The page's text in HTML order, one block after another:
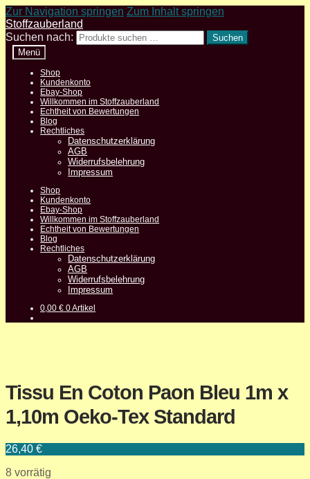
Zur Navigation springen Zum Inhalt springen
Stoffzauberland
Suchen nach:
Suchen
Menü
Shop
Kundenkonto
Ebay-Shop
Willkommen im Stoffzauberland
Echtheit von Bewertungen
Blog
Rechtliches
Datenschutzerklärung
AGB
Widerrufsbelehrung
Impressum
Shop
Kundenkonto
Ebay-Shop
Willkommen im Stoffzauberland
Echtheit von Bewertungen
Blog
Rechtliches
Datenschutzerklärung
AGB
Widerrufsbelehrung
Impressum
0,00€ 0 Artikel
Tissu En Coton Paon Bleu 1m x
1,10m Oeko-Tex Standard
26,40 €
8 vorrätig